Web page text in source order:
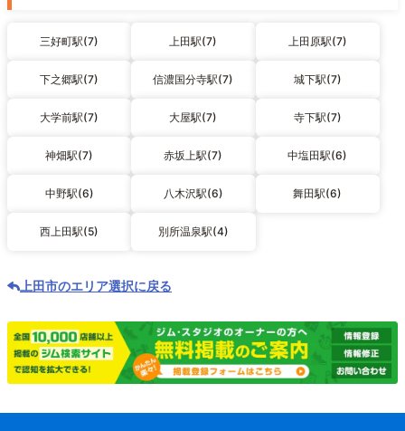
三好町駅(7) 上田駅(7) 上田原駅(7)
下之郷駅(7) 信濃国分寺駅(7) 城下駅(7)
大学前駅(7) 大屋駅(7) 寺下駅(7)
神畑駅(7) 赤坂上駅(7) 中塩田駅(6)
中野駅(6) 八木沢駅(6) 舞田駅(6)
西上田駅(5) 別所温泉駅(4)
上田市のエリア選択に戻る